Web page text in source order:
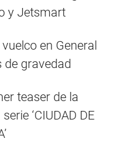
y Jetsmart
en General
de gravedad
teaser de la
‘CIUDAD DE